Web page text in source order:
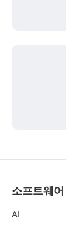
소프트웨어
AI